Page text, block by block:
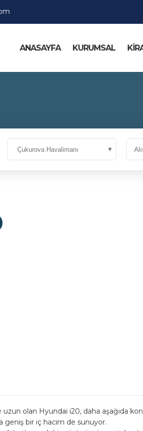
ANASAYFA KURUMSAL
olan Hyundai i20, daha aşağıda
geniş bir iç hacim de sunuyor.